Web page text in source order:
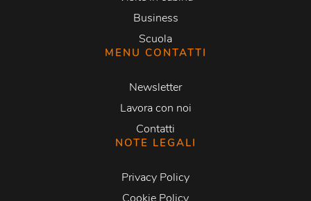
Business
Scuola
MENU CONTATTI
Newsletter
Lavora con noi
Contatti
NOTE LEGALI
Privacy Policy